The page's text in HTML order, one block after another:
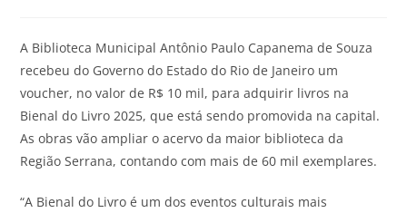
A Biblioteca Municipal Antônio Paulo Capanema de Souza
recebeu do Governo do Estado do Rio de Janeiro um
voucher, no valor de R$ 10 mil, para adquirir livros na
Bienal do Livro 2025, que está sendo promovida na capital.
As obras vão ampliar o acervo da maior biblioteca da
Região Serrana, contando com mais de 60 mil exemplares.
“A Bienal do Livro é um dos eventos culturais mais